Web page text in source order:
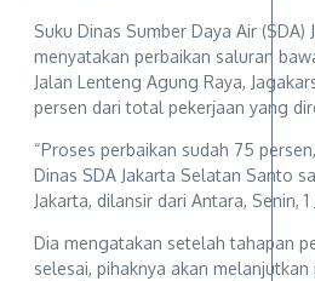
Suku Dinas Sumber Daya Air (SDA)
menyatakan perbaikan saluran
Jalan Lenteng Agung Raya,
persen dari total pekerjaan yang
“Proses perbaikan sudah 75
Dinas SDA Jakarta Selatan Santo
Jakarta, dilansir dari Antara, Senin, 1
Dia mengatakan setelah tahapan
selesai, pihaknya akan